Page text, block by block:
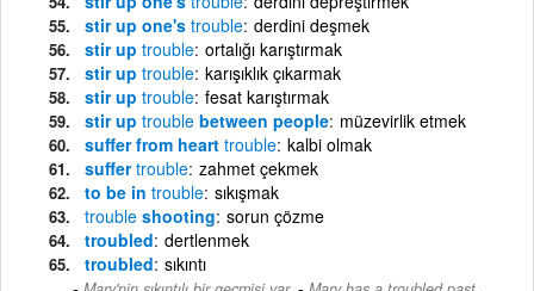
stir up one's trouble derdini deşmek
stir up trouble ortalığı karıştırmak
stir up trouble karışıklık çıkarmak
stir up trouble fesat karıştırmak
stir up trouble between people müzevirlik etmek
suffer from heart trouble kalbi olmak
suffertrouble zahmet çekmek
to be in trouble sıkışmak
trouble shooting sorun çözme
troubled dertlenmek
troubled sıkıntı